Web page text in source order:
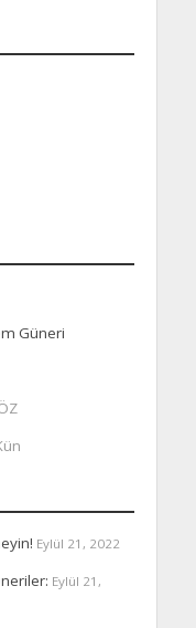
Güneri
Eylül 21, 2022
Eylül 21,